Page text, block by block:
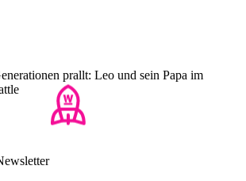
prallt: Leo und sein Papa im